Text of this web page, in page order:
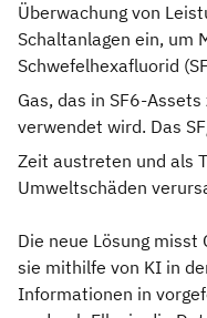
Überwachung von
Schaltanlagen ein, um
Schwefelhexafluorid
Gas, das in SF6-
verwendet wird. Das SF
Zeit austreten und als
Umweltschäden
Die neue Lösung
sie mithilfe von KI in
Informationen in